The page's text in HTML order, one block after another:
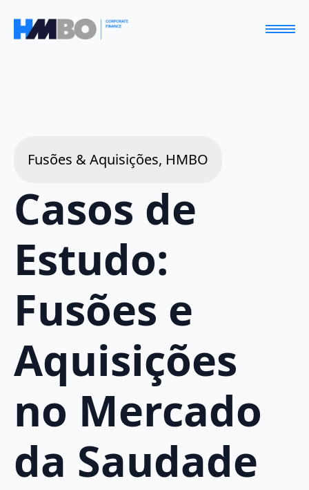
Fusões & Aquisições, HMBO
Casos de
Estudo:
Fusões e
Aquisições
no Mercado
da Saudade